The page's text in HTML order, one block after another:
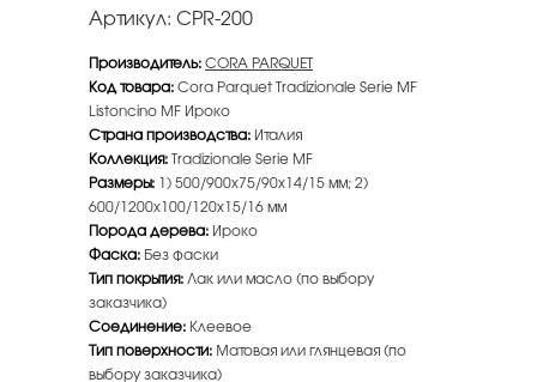
Артикул: CPR-200
Производитель:CORA PARQUET
Код товара:Cora Parquet Tradizionale Serie MF
Listoncino MF Ироко
Страна производства: Италия
Коллекция:Tradizionale Serie MF
Размеры: 1) 500/900х75/90х14/15 мм; 2)
600/1200х100/120х15/16 мм
Порода дерева: Ироко
Фаска: Без фаски
Тип покрытия:Лак или масло (по выбору
заказчика)
Соединение: Клеевое
Тип поверхности: Матовая или глянцевая (по
выбору заказчика)